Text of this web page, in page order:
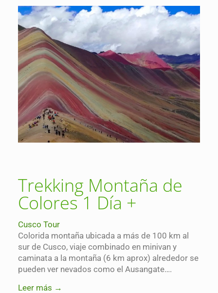
Trekking Montaña de
Colores 1 Día +
Cusco Tour
Colorida montaña ubicada a más de 100 km al
sur de Cusco, viaje combinado en minivan y
caminata a la montaña (6 km aprox) alrededor se
pueden ver nevados como el Ausangate….
Leer más →